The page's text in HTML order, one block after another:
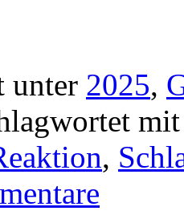
unter 2025,
mit
,